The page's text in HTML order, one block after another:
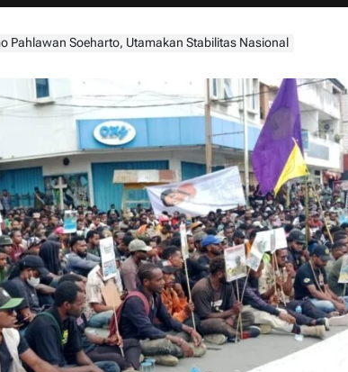
Pahlawan Soeharto, Utamakan Stabilitas Nasional